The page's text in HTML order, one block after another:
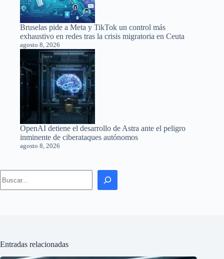
Bruselas pide a Meta y TikTok un control más
exhaustivo en redes tras la crisis migratoria en Ceuta
agosto 8, 2026
OpenAI detiene el desarrollo de Astra ante el peligro
inminente de ciberataques autónomos
agosto 8, 2026
Entradas relacionadas